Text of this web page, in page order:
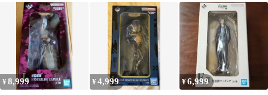
ギュア
傑 フィギュア
スタンドセット！計5点
¥8,999 ¥4,999 ¥6,999